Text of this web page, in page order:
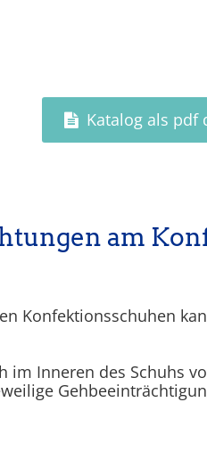
Katalog als pdf
am
Konfektionsschuhen
im Inneren des Schuhs